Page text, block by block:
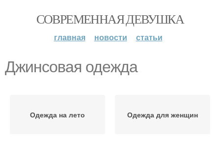
СОВРЕМЕННАЯ ДЕВУШКА
главная новости статьи
Джинсовая одежда
Одежда на лето Одежда для женщин